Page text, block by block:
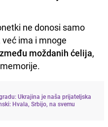
ne donosi samo
ima i mnoge
moždanih ćelija,
Ukrajina je naša prijateljska
Hvala, Srbijo, na svemu